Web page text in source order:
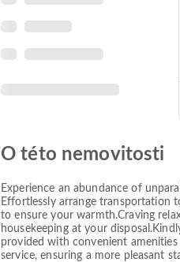
O této nemovitosti
Experience an abundance of
Effortlessly arrange transportation
to ensure your warmth.Craving
housekeeping at your
provided with convenient
service, ensuring a more pleasant